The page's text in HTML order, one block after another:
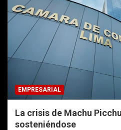
EMPRESARIAL
La crisis de Machu
sosteniéndose